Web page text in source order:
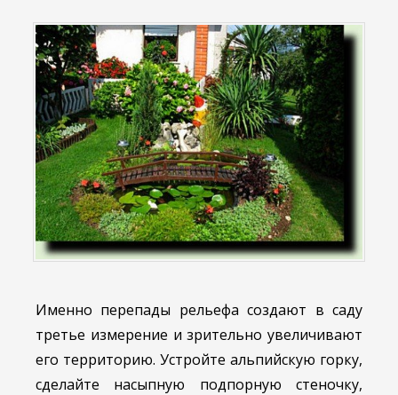
Именно перепады рельефа создают в саду
третье измерение и зрительно увеличивают
его территорию. Устройте альпийскую горку,
сделайте насыпную подпорную стеночку,